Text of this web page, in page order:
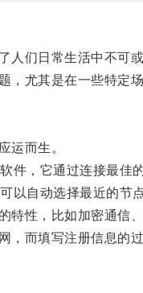
们日常生活中不可或
尤其是在一些特定场
而生。
，它通过连接最佳的
自动选择最近的节点
性，比如加密通信、
而填写注册信息的过